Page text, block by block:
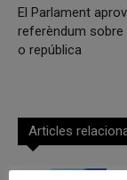
El Parlament
referèndum sobre
o república
Articles